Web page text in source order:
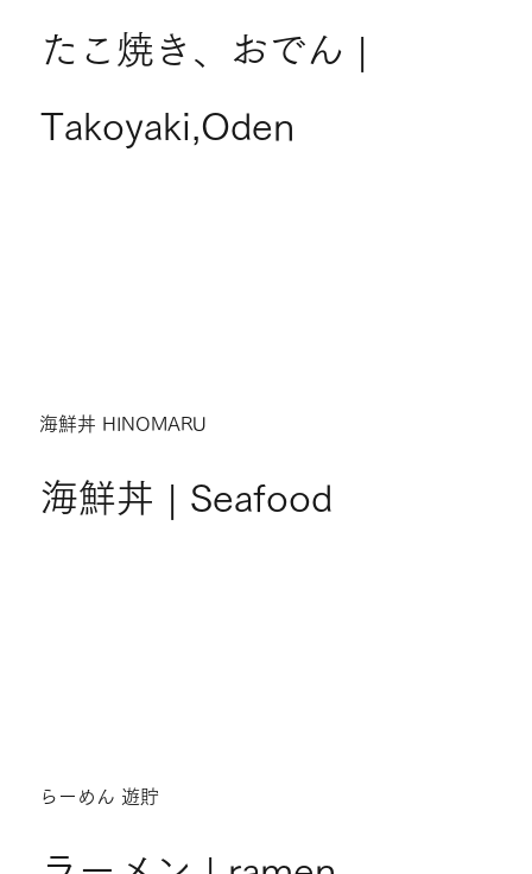
たこ焼き、おでん |
Takoyaki,Oden
海鮮丼 | Seafood
海鮮丼 HINOMARU
らーめん 遊貯